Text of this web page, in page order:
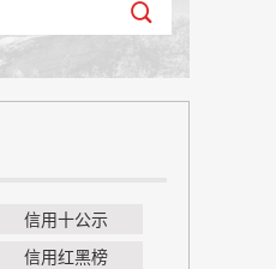
信用十公示
信用红黑榜